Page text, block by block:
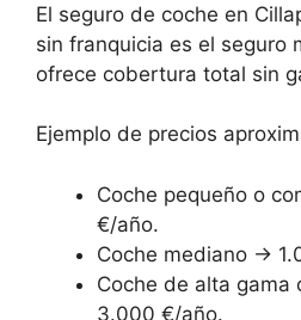
El seguro de coche en
sin franquicia es el seguro
ofrece cobertura total sin
Ejemplo de precios
Coche pequeño o
€/año.
Coche mediano →
Coche de alta
3.000 €/año.